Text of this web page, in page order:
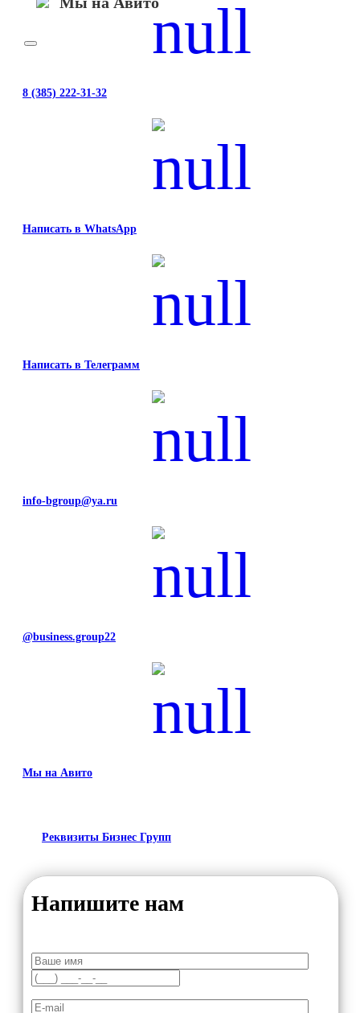
8 (385) 222-31-32
Написать в WhatsApp
Написать в Телеграмм
info-bgroup@ya.ru
@business.group22
Мы на Авито
Реквизиты Бизнес Групп
Напишите нам